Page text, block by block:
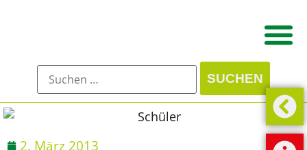
2. März 2013